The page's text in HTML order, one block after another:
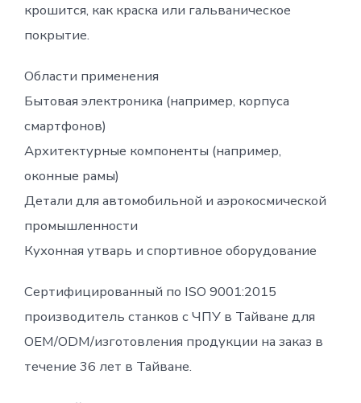
крошится, как краска или гальваническое
покрытие.
Области применения
Бытовая электроника (например, корпуса
смартфонов)
Архитектурные компоненты (например,
оконные рамы)
Детали для автомобильной и аэрокосмической
промышленности
Кухонная утварь и спортивное оборудование
Сертифицированный по ISO 9001:2015
производитель станков с ЧПУ в Тайване для
OEM/ODM/изготовления продукции на заказ в
течение 36 лет в Тайване.